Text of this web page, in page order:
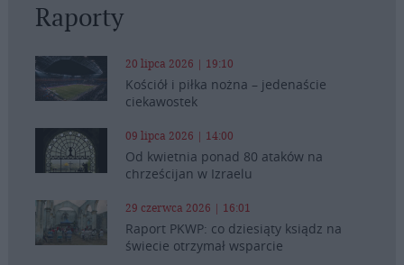
Raporty
20 lipca 2026 | 19:10
Kościół i piłka nożna – jedenaście
ciekawostek
09 lipca 2026 | 14:00
Od kwietnia ponad 80 ataków na
chrześcijan w Izraelu
29 czerwca 2026 | 16:01
Raport PKWP: co dziesiąty ksiądz na
świecie otrzymał wsparcie